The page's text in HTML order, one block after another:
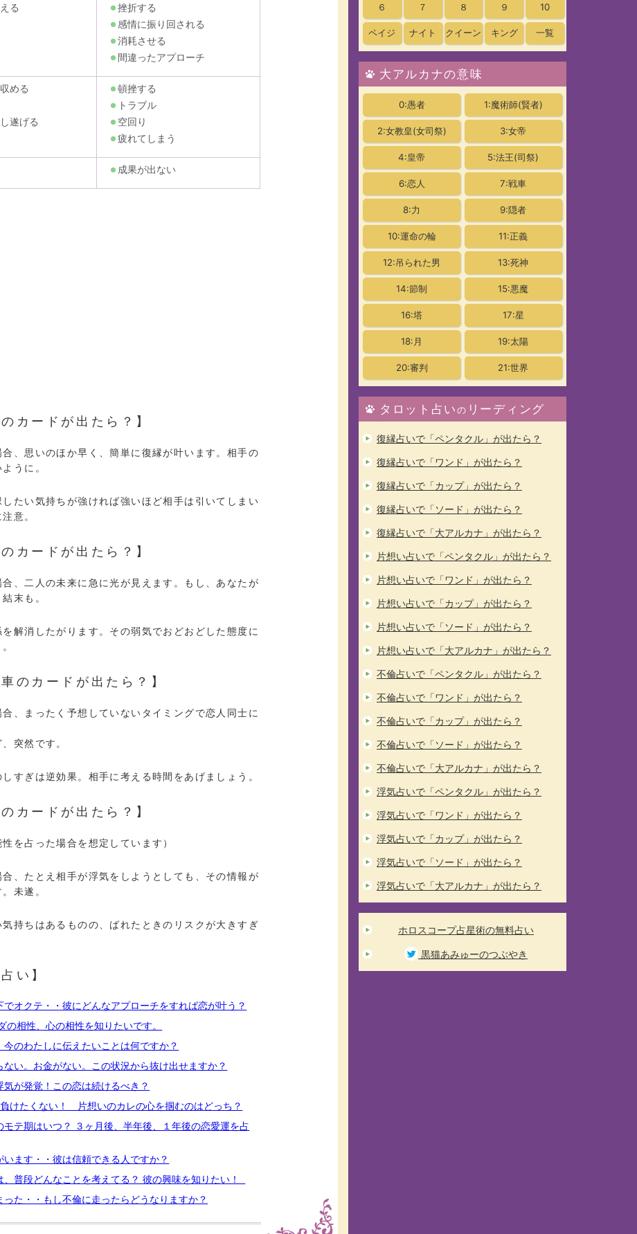
る
挫折する
感情に振り回される
消耗させる
間違ったアプローチ
める
遂げる
頓挫する
トラブル
空回り
疲れてしまう
成果が出ない
カードが出たら？】
、思いのほか早く、簡単に復縁が叶います。相手の
うに。
たい気持ちが強ければ強いほど相手は引いてしまい
意。
カードが出たら？】
、二人の未来に急に光が見えます。もし、あなたが
末も。
解消したがります。その弱気でおどおどした態度に
のカードが出たら？】
、まったく予想していないタイミングで恋人同士に
突然です。
すぎは逆効果。相手に考える時間をあげましょう。
カードが出たら？】
を占った場合を想定しています）
、たとえ相手が浮気をしようとしても、その情報が
未遂。
持ちはあるものの、ばれたときのリスクが大きすぎ
い】
でオクテ・・彼にどんなアプローチをすれば恋が叶う？
相性、心の相性を知りたいです。
今のわたしに伝えたいことは何ですか？
ない。お金がない。この状況から抜け出せますか？
気が発覚！この恋は続けるべき？
負けたくない！ 片想いのカレの心を掴むのはどっち？
モテ期はいつ？ ３ヶ月後、半年後、１年後の恋愛運を占
ます・・彼は信頼できる人ですか？
、普段どんなことを考えてる？ 彼の興味を知りたい！
た・・もし不倫に走ったらどうなりますか？
６ ７ ８ ９ 10
ペイジ ナイト クイーン キング 一覧
大アルカナの意味
0:愚者 1:魔術師(賢者)
2:女教皇(女司祭) 3:女帝
4:皇帝 5:法王(司祭)
6:恋人 7:戦車
8:力 9:隠者
10:運命の輪 11:正義
12:吊られた男 13:死神
14:節制 15:悪魔
16:塔 17:星
18:月 19:太陽
20:審判 21:世界
タロット占いの リーディング
復縁占いで「ペンタクル」が出たら？
復縁占いで「ワンド」が出たら？
復縁占いで「カップ」が出たら？
復縁占いで「ソード」が出たら？
復縁占いで「大アルカナ」が出たら？
片想い占いで「ペンタクル」が出たら？
片想い占いで「ワンド」が出たら？
片想い占いで「カップ」が出たら？
片想い占いで「ソード」が出たら？
片想い占いで「大アルカナ」が出たら？
不倫占いで「ペンタクル」が出たら？
不倫占いで「ワンド」が出たら？
不倫占いで「カップ」が出たら？
不倫占いで「ソード」が出たら？
不倫占いで「大アルカナ」が出たら？
浮気占いで「ペンタクル」が出たら？
浮気占いで「ワンド」が出たら？
浮気占いで「カップ」が出たら？
浮気占いで「ソード」が出たら？
浮気占いで「大アルカナ」が出たら？
ホロスコープ占星術の無料占い
黒猫あみゅーのつぶやき